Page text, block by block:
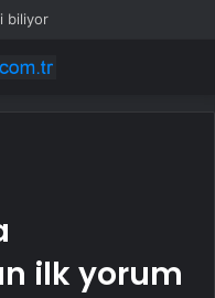
biliyor
ilk yorum